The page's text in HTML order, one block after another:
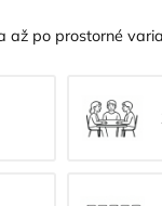
po prostorné